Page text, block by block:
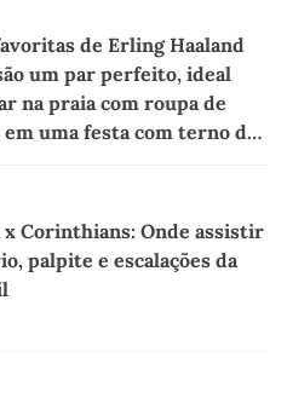
de Erling Haaland
um par perfeito, ideal
na praia com roupa de
uma festa com terno de
Corinthians: Onde assistir
palpite e escalações da